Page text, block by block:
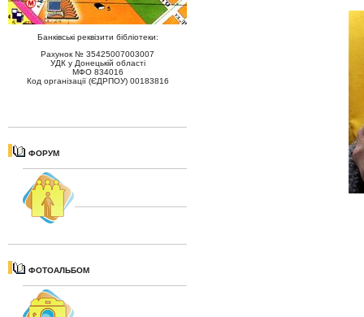
Банківські реквізити бібліотеки:
Рахунок № 35425007003007
УДК у Донецькій області
МФО 834016
Код організації (ЄДРПОУ) 00183816
ФОРУМ
ФОТОАЛЬБОМ